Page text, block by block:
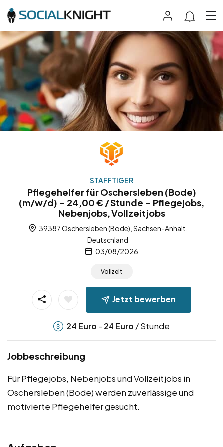
STAFFTIGER
Pflegehelfer für Oschersleben (Bode)
(m/w/d) – 24,00 € / Stunde – Pflegejobs,
Nebenjobs, Vollzeitjobs
39387 Oschersleben (Bode), Sachsen-Anhalt,
Deutschland
03/08/2026
Vollzeit
Jetzt bewerben
24 Euro - 24 Euro / Stunde
Jobbeschreibung
Für Pflegejobs, Nebenjobs und Vollzeitjobs in
Oschersleben (Bode) werden zuverlässige und
motivierte Pflegehelfer gesucht.